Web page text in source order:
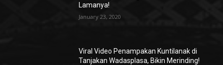
Lamanya!
January 23, 2020
Viral Video Penampakan Kuntilanak di
Tanjakan Wadasplasa, Bikin Merinding!